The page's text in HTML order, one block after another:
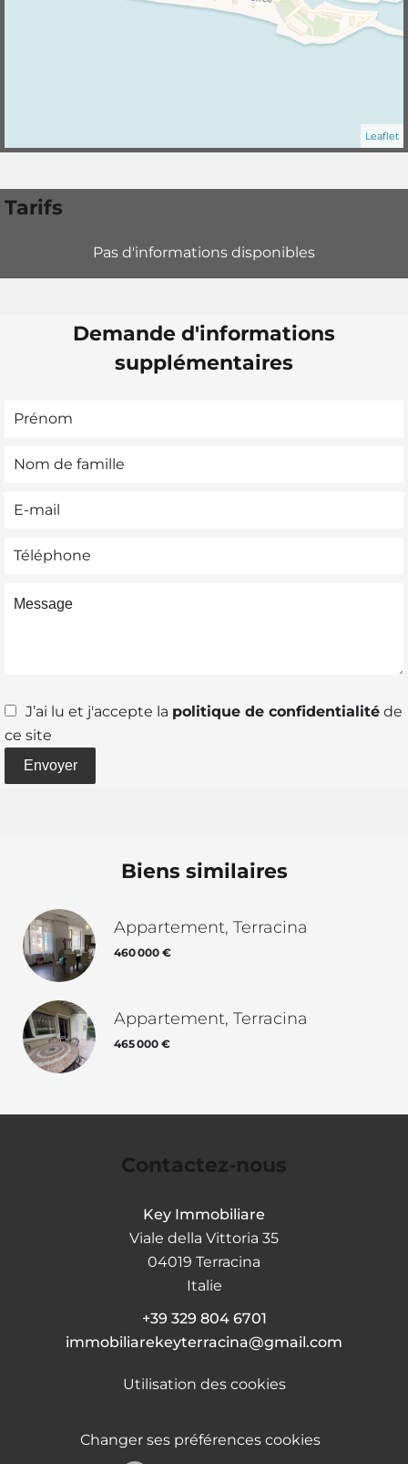
Leaflet
Tarifs
Pas d'informations disponibles
Demande d'informations
supplémentaires
J’ai lu et j'accepte la politique de confidentialité de
ce site
Envoyer
Biens similaires
Appartement, Terracina
460 000 €
Appartement, Terracina
465 000 €
Contactez-nous
Key Immobiliare
Viale della Vittoria 35
04019 Terracina
Italie
+39 329 804 6701
immobiliarekeyterracina@gmail.com
Utilisation des cookies
Changer ses préférences cookies